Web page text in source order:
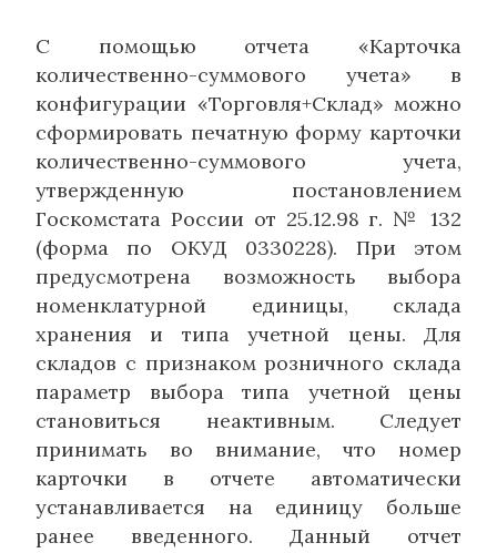
С помощью отчета «Карточка
количественно-суммового учета» в
конфигурации «Торговля+Склад» можно
сформировать печатную форму карточки
количественно-суммового учета,
утвержденную постановлением
Госкомстата России от 25.12.98 г. № 132
(форма по ОКУД 0330228). При этом
предусмотрена возможность выбора
номенклатурной единицы, склада
хранения и типа учетной цены. Для
складов с признаком розничного склада
параметр выбора типа учетной цены
становиться неактивным. Следует
принимать во внимание, что номер
карточки в отчете автоматически
устанавливается на единицу больше
ранее введенного. Данный отчет